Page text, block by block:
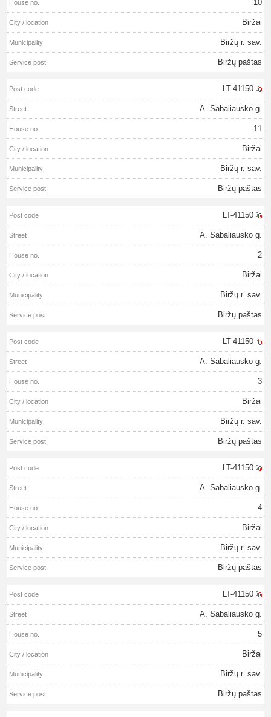
10
Biržai
Biržų r. sav.
Biržų paštas
LT-41150
A. Sabaliausko g.
11
Biržai
Biržų r. sav.
Biržų paštas
LT-41150
A. Sabaliausko g.
2
Biržai
Biržų r. sav.
Biržų paštas
LT-41150
A. Sabaliausko g.
3
Biržai
Biržų r. sav.
Biržų paštas
LT-41150
A. Sabaliausko g.
4
Biržai
Biržų r. sav.
Biržų paštas
LT-41150
A. Sabaliausko g.
5
Biržai
Biržų r. sav.
Biržų paštas